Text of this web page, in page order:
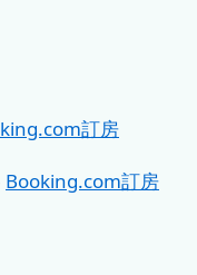
訂房
Booking.com訂房